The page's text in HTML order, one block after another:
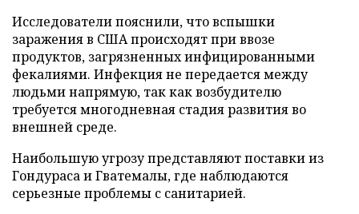
Исследователи пояснили, что вспышки
заражения в США происходят при ввозе
продуктов, загрязненных инфицированными
фекалиями. Инфекция не передается между
людьми напрямую, так как возбудителю
требуется многодневная стадия развития во
внешней среде.
Наибольшую угрозу представляют поставки из
Гондураса и Гватемалы, где наблюдаются
серьезные проблемы с санитарией.